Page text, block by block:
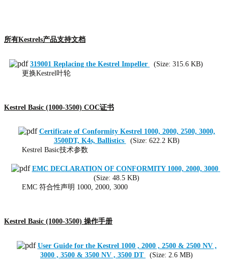
所有Kestrels产品支持文档
319001 Replacing the Kestrel Impeller
(Size: 315.6 KB)
更换Kestrel叶轮
Kestrel Basic (1000-3500) COC证书
Certificate of Conformity Kestrel 1000, 2000, 2500, 3000,
3500DT, K4s, Ballistics
(Size: 622.2 KB)
Kestrel Basic技术参数
EMC DECLARATION OF CONFORMITY 1000, 2000, 3000
(Size: 48.5 KB)
EMC 符合性声明 1000, 2000, 3000
Kestrel Basic (1000-3500) 操作手册
User Guide for the Kestrel 1000 , 2000 , 2500 & 2500 NV ,
3000 , 3500 & 3500 NV , 3500 DT
(Size: 2.6 MB)